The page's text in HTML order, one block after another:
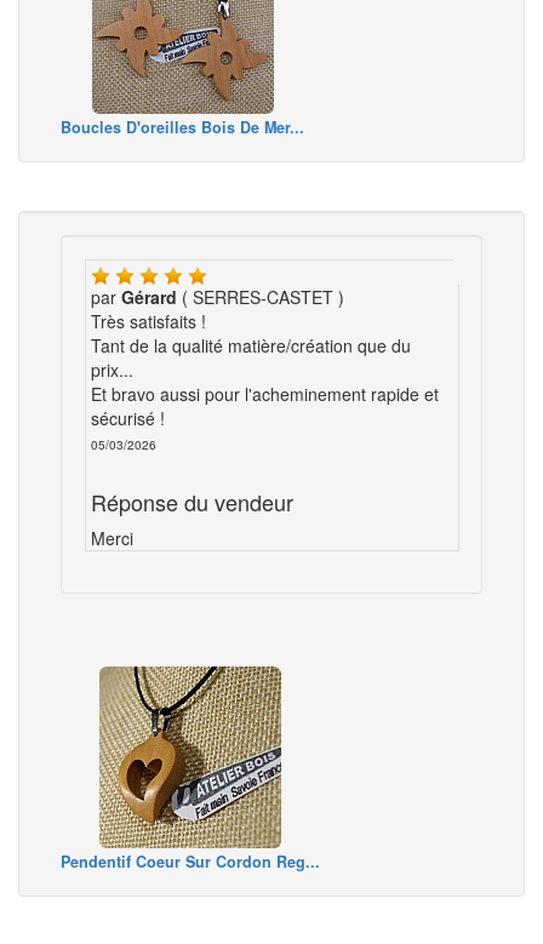
Boucles D'oreilles Bois De Mer...
par Gérard ( SERRES-CASTET )
Très satisfaits !
Tant de la qualité matière/création que du
prix...
Et bravo aussi pour l'acheminement rapide et
sécurisé !
05/03/2026
Réponse du vendeur
Merci
Pendentif Coeur Sur Cordon Reg...